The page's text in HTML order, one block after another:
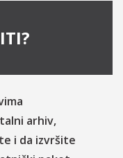
arhiv,
i da izvršite